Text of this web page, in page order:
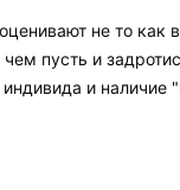
не то как
пусть и
и наличие